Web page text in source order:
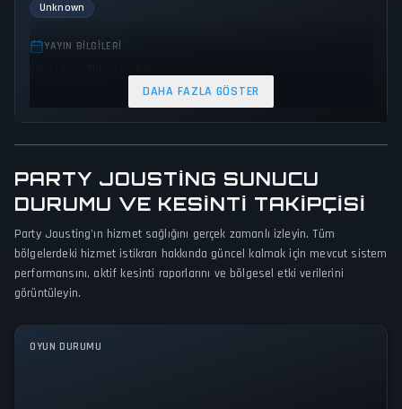
Unknown
YAYIN BILGILERI
TÜRLER VE TEMALAR
OYUN PERSPEKTIFI
Belirtilmiş perspektif yok
PLATFORMLAR
PC (Microsoft Windows)
OYUN MODLARI
DAHA FAZLA GÖSTER
PARTY JOUSTING SUNUCU
DURUMU VE KESINTI TAKIPÇISI
Party Jousting'ın hizmet sağlığını gerçek zamanlı izleyin. Tüm
bölgelerdeki hizmet istikrarı hakkında güncel kalmak için mevcut sistem
performansını, aktif kesinti raporlarını ve bölgesel etki verilerini
görüntüleyin.
OYUN DURUMU